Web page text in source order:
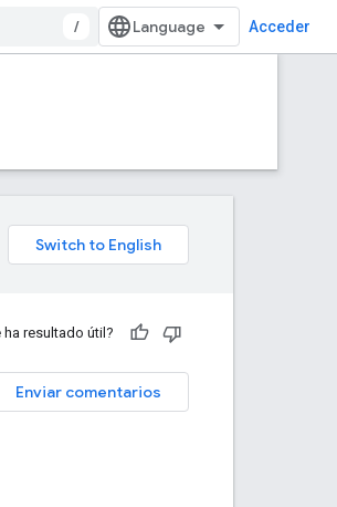
/ Acceder
ha resultado útil?
Enviar comentarios